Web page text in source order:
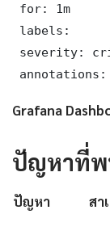
for: 1m
labels:
severity:
annotations:
Grafana
ปัญหาที่พ
ปัญหา สา